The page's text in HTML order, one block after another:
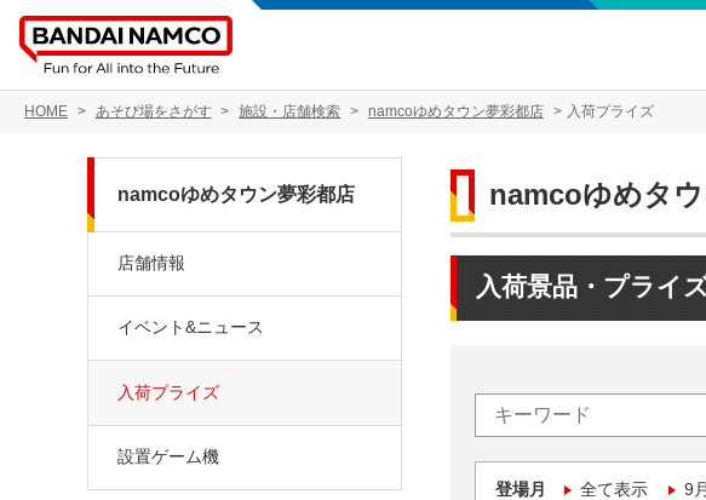
HOME あそび場をさがす 施設・店舗検索 namcoゆめタウン夢彩都店 入荷プライズ
namcoゆめタ
入荷景品・プライ
登場月 全て表示 9月
namcoゆめタウン夢彩都店
店舗情報
イベント&ニュース
入荷プライズ
設置ゲーム機